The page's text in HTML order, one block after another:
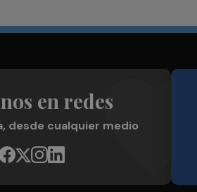
en redes
desde cualquier medio